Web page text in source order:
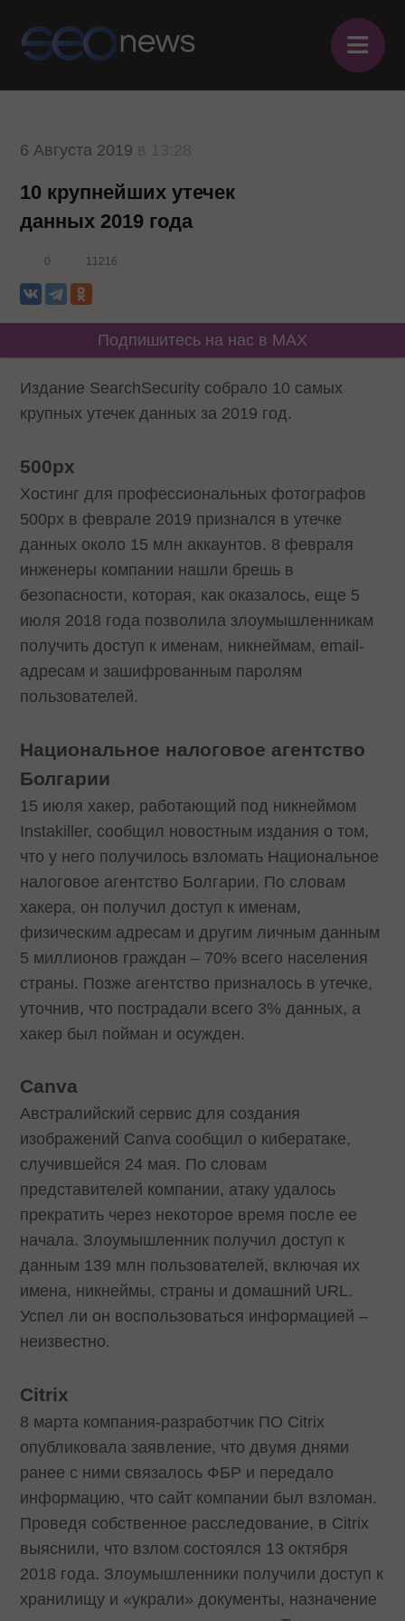
≡
6 Августа 2019
10 крупнейших утечек
данных 2019 года
0 11216
Подпишитесь на нас в MAX
Издание SearchSecurity собрало 10 самых
крупных утечек данных за 2019 год.
500px
Хостинг для профессиональных фотографов
500px в феврале 2019 признался в утечке
данных около 15 млн аккаунтов. 8 февраля
инженеры компании нашли брешь в
безопасности, которая, как оказалось, еще 5
июля 2018 года позволила злоумышленникам
получить доступ к именам, никнеймам, email-
адресам и зашифрованным паролям
пользователей.
Национальное налоговое агентство
Болгарии
15 июля хакер, работающий под никнеймом
Instakiller, сообщил новостным издания о том,
что у него получилось взломать Национальное
налоговое агентство Болгарии. По словам
хакера, он получил доступ к именам,
физическим адресам и другим личным данным
5 миллионов граждан – 70% всего населения
страны. Позже агентство призналось в утечке,
уточнив, что пострадали всего 3% данных, а
хакер был пойман и осужден.
Canva
Австралийский сервис для создания
изображений Canva сообщил о кибератаке,
случившейся 24 мая. По словам
представителей компании, атаку удалось
прекратить через некоторое время после ее
начала. Злоумышленник получил доступ к
данным 139 млн пользователей, включая их
имена, никнеймы, страны и домашний URL.
Успел ли он воспользоваться информацией –
неизвестно.
Citrix
8 марта компания-разработчик ПО Citrix
опубликовала заявление, что двумя днями
ранее с ними связалось ФБР и передало
информацию, что сайт компании был взломан.
Проведя собственное расследование, в Citrix
выяснили, что взлом состоялся 13 октября
2018 года. Злоумышленники получили доступ к
хранилищу и «украли» документы, назначение